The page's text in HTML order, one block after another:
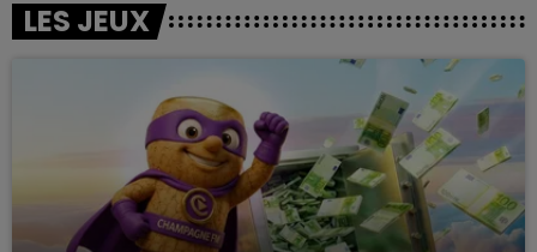
LES JEUX